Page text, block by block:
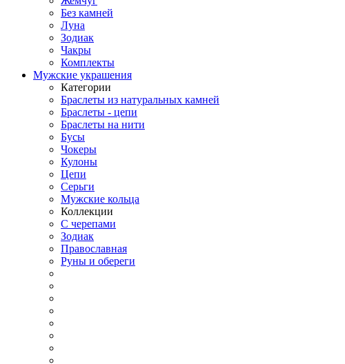
Без камней
Луна
Зодиак
Чакры
Комплекты
Мужские украшения
Категории
Браслеты из натуральных камней
Браслеты - цепи
Браслеты на нити
Бусы
Чокеры
Кулоны
Цепи
Серьги
Мужские кольца
Коллекции
С черепами
Зодиак
Православная
Руны и обереги